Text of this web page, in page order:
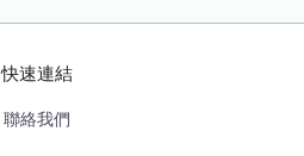
快速連結
聯絡我們